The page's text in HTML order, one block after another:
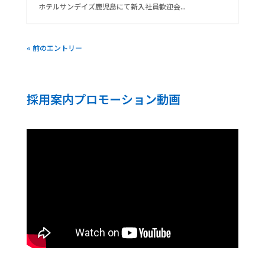
ホテルサンデイズ鹿児島にて新入社員歓迎会...
« 前のエントリー
採用案内プロモーション動画